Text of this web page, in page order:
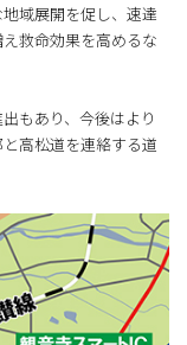
域展開を促し、速達
救命効果を高めるな
もあり、今後はより
高松道を連絡する道